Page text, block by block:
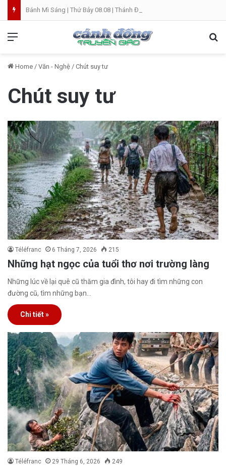
Bánh Mì Sáng | Thứ Bảy 08.08 | Thánh Đaminh, Linh mục
Home / Văn - Nghệ / Chút suy tư
Chút suy tư
Téléfranc 6 Tháng 7, 2026 215
Những hạt ngọc của tuổi thơ nơi trường làng
Những lúc về lại quê cũ thăm gia đình, tôi hay đi tìm những con
đường cũ, tìm những bạn…
Chi tiết »
Téléfranc 29 Tháng 6, 2026 249